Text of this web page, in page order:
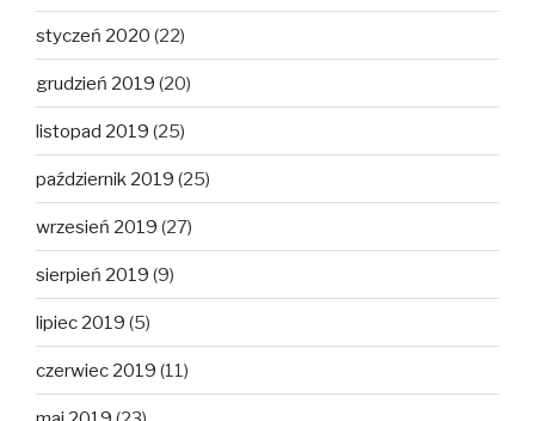
styczeń 2020 (22)
grudzień 2019 (20)
listopad 2019 (25)
październik 2019 (25)
wrzesień 2019 (27)
sierpień 2019 (9)
lipiec 2019 (5)
czerwiec 2019 (11)